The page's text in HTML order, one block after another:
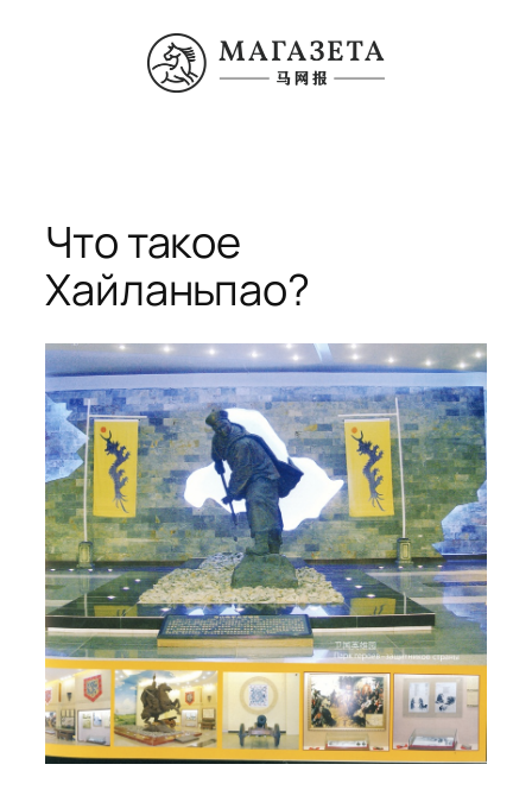
содержимому
Что такое
Хайланьпао?